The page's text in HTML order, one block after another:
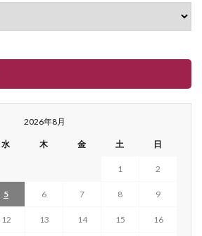
2026年8月
水 木 金 土 日
1 2
5 6 7 8 9
12 13 14 15 16